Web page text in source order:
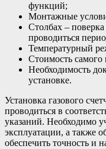
функций;
Монтажные
Столбах –
проводиться
Температурный
Стоимость самого
Необходимость
установке.
Установка газового
проводиться в
указаний. Необходимо
эксплуатации, а также
обеспечить точность и